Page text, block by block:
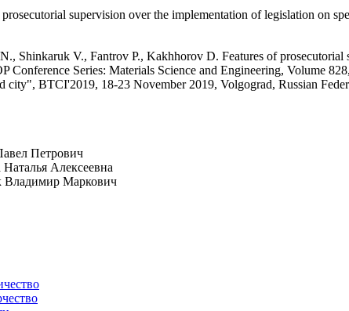
prosecutorial supervision over the implementation of legislation on
Shinkaruk V., Fantrov P., Kakhhorov D. Features of
Conference Series: Materials Science and Engineering, Volume
city", BTCI'2019, 18-23 November 2019, Volgograd, Russian
Петрович
Наталья Алексеевна
Маркович